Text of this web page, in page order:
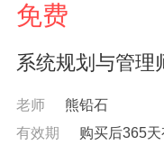
免费
系统规划与管理
老师
熊铅石
有效期
购买后365天